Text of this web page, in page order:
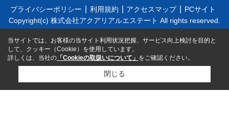
プライバシーポリシー 利用規約 アクセスマップ
PCサイト
Copyright(c) 株式会社アクアリアルエステート All rights reserved.
当サイトでは、お客様の当サイト利用状況把握、サービス向上検討を目的と
して、クッキー（Cookie）を使用しています。
詳しくは、当社の 「Cookieの取扱いについて」 をご確認ください。
閉じる